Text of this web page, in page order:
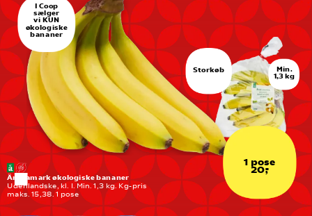
1 pose
20,-
Änglamark økologiske bananer
Udenlandske, kl. I. Min. 1,3 kg. Kg-pris
maks. 15,38. 1 pose
Min.
1,3 kg
Storkøb
I Coop
sælger
vi KUN
økologiske
bananer